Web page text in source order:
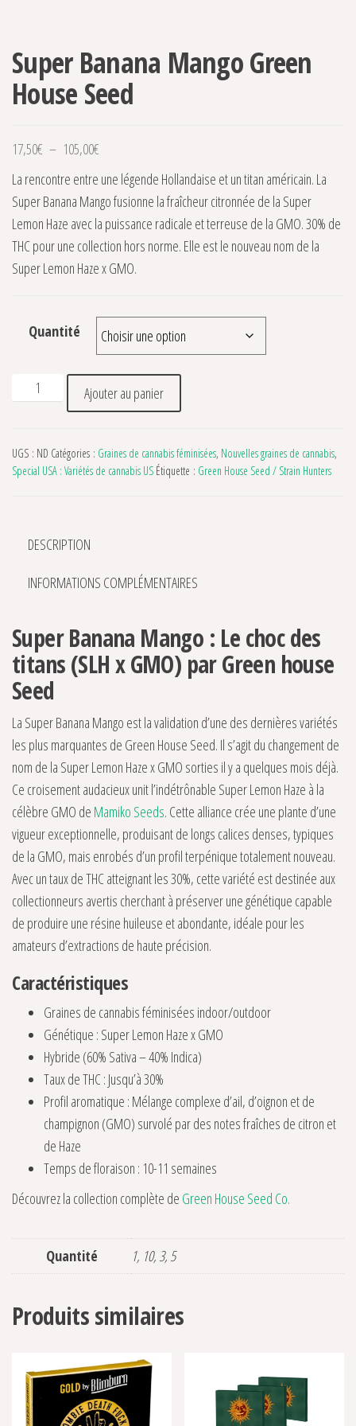
Super Banana Mango Green
House Seed
17,50€ – 105,00€
La rencontre entre une légende Hollandaise et un titan américain. La
Super Banana Mango fusionne la fraîcheur citronnée de la Super
Lemon Haze avec la puissance radicale et terreuse de la GMO. 30% de
THC pour une collection hors norme. Elle est le nouveau nom de la
Super Lemon Haze x GMO.
Quantité
quantité de Super Banana Mango Green House Seed
Ajouter au panier
UGS : ND Catégories : Graines de cannabis féminisées, Nouvelles graines de cannabis,
Special USA : Variétés de cannabis US Étiquette : Green House Seed / Strain Hunters
DESCRIPTION
INFORMATIONS COMPLÉMENTAIRES
Super Banana Mango : Le choc des
titans (SLH x GMO) par Green house
Seed
La Super Banana Mango est la validation d’une des dernières variétés
les plus marquantes de Green House Seed. Il s’agit du changement de
nom de la Super Lemon Haze x GMO sorties il y a quelques mois déjà.
Ce croisement audacieux unit l’indétrônable Super Lemon Haze à la
célèbre GMO de Mamiko Seeds. Cette alliance crée une plante d’une
vigueur exceptionnelle, produisant de longs calices denses, typiques
de la GMO, mais enrobés d’un profil terpénique totalement nouveau.
Avec un taux de THC atteignant les 30%, cette variété est destinée aux
collectionneurs avertis cherchant à préserver une génétique capable
de produire une résine huileuse et abondante, idéale pour les
amateurs d’extractions de haute précision.
Caractéristiques
Graines de cannabis féminisées indoor/outdoor
Génétique : Super Lemon Haze x GMO
Hybride (60% Sativa – 40% Indica)
Taux de THC : Jusqu’à 30%
Profil aromatique : Mélange complexe d’ail, d’oignon et de
champignon (GMO) survolé par des notes fraîches de citron et
de Haze
Temps de floraison : 10-11 semaines
Découvrez la collection complète de Green House Seed Co.
Quantité 1, 10, 3, 5
Produits similaires